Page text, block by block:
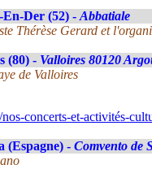
Der (52) - Abbatiale
Thérèse Gerard et
(80) - Valloires 80120
de Valloires
concerts-et-activités-
(Espagne) - Comvento de